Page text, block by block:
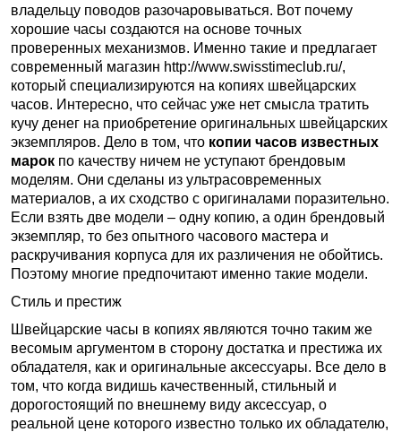
владельцу поводов разочаровываться. Вот почему
хорошие часы создаются на основе точных
проверенных механизмов. Именно такие и предлагает
современный магазин http://www.swisstimeclub.ru/,
который специализируются на копиях швейцарских
часов. Интересно, что сейчас уже нет смысла тратить
кучу денег на приобретение оригинальных швейцарских
экземпляров. Дело в том, что копии часов известных
марок по качеству ничем не уступают брендовым
моделям. Они сделаны из ультрасовременных
материалов, а их сходство с оригиналами поразительно.
Если взять две модели – одну копию, а один брендовый
экземпляр, то без опытного часового мастера и
раскручивания корпуса для их различения не обойтись.
Поэтому многие предпочитают именно такие модели.
Стиль и престиж
Швейцарские часы в копиях являются точно таким же
весомым аргументом в сторону достатка и престижа их
обладателя, как и оригинальные аксессуары. Все дело в
том, что когда видишь качественный, стильный и
дорогостоящий по внешнему виду аксессуар, о
реальной цене которого известно только их обладателю,